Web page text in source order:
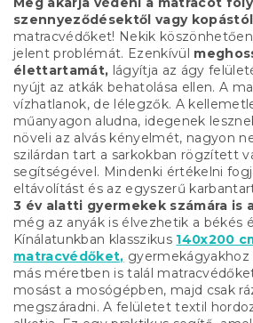
szennyeződésektől vagy
matracvédőket! Nekik
jelent problémát. Ezenkívül
élettartamát, lágyítja az ágy
nyújt az atkák behatolása ellen. A
vízhatlanok, de lélegzők. A
műanyagon aludna, idegenek
növeli az alvás kényelmét, nagyon
szilárdan tart a sarkokban rögzített
segítségével. Mindenki értékelni
eltávolítást és az egyszerű
3 év alatti gyermekek számára is
még az anyák is élvezhetik a békés
Kínálatunkban klasszikus 140x200
matracvédőket, gyermekágyakhoz
más méretben is talál
mosást a mosógépben, majd csak
megszáradni. A felületet textil